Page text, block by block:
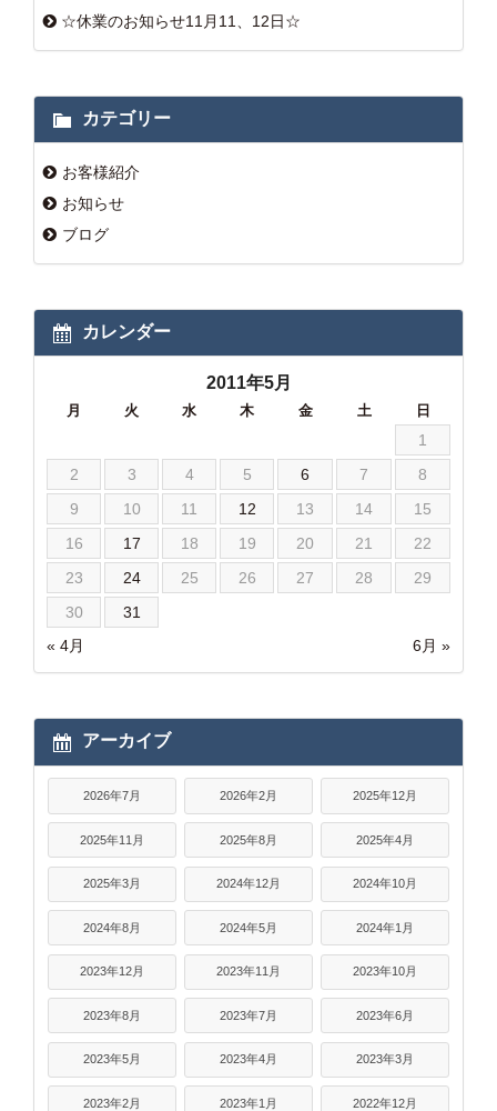
☆休業のお知らせ11月11、12日☆
カテゴリー
お客様紹介
お知らせ
ブログ
カレンダー
2011年5月
月 火 水 木 金 土 日
« 4月 6月 »
1
2
3 4 5 6 7
8
9
10 11 12 13 14
15
16
17 18 19 20 21
22
23
24 25 26 27 28
29
30
31
アーカイブ
2026年7月 2026年2月 2025年12月
2025年11月 2025年8月 2025年4月
2025年3月 2024年12月 2024年10月
2024年8月 2024年5月 2024年1月
2023年12月 2023年11月 2023年10月
2023年8月 2023年7月 2023年6月
2023年5月 2023年4月 2023年3月
2023年2月 2023年1月 2022年12月